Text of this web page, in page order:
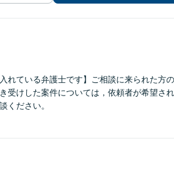
れている弁護士です】ご相談に来られた方
受けした案件については，依頼者が希望さ
ください。